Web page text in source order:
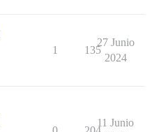
1 135
27 Junio
2024
11 Junio